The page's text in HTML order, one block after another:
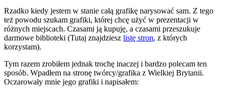
Rzadko kiedy jestem w stanie całą grafikę narysować sam. Z tego
też powodu szukam grafiki, której chcę użyć w prezentacji w
różnych miejscach. Czasami ją kupuję, a czasami przeszukuje
darmowe biblioteki (Tutaj znajdziesz listę stron, z których
korzystam).
Tym razem zrobiłem jednak trochę inaczej i bardzo polecam ten
sposób. Wpadłem na stronę twórcy/grafika z Wielkiej Brytanii.
Oczarowały mnie jego grafiki i napisałem: